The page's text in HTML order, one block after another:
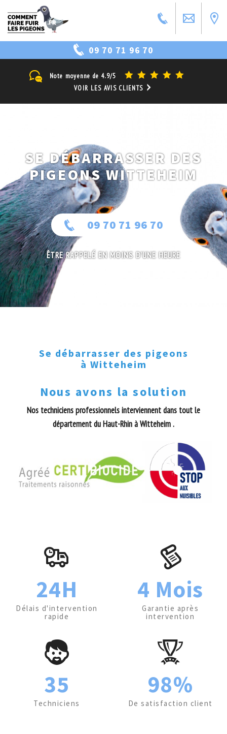
09 70 71 96 70
Note moyenne de 4.9/5
VOIR LES AVIS CLIENTS
SE DÉBARRASSER DES
PIGEONS WITTEHEIM
09 70 71 96 70
ÊTRE RAPPELÉ EN MOINS D'UNE HEURE
Se débarrasser des pigeons
à Witteheim
Nous avons la solution
Nos techniciens professionnels interviennent dans tout le
département du Haut-Rhin à Witteheim .
24H
Délais d'intervention
rapide
4 Mois
Garantie après
intervention
35
Techniciens
98%
De satisfaction client